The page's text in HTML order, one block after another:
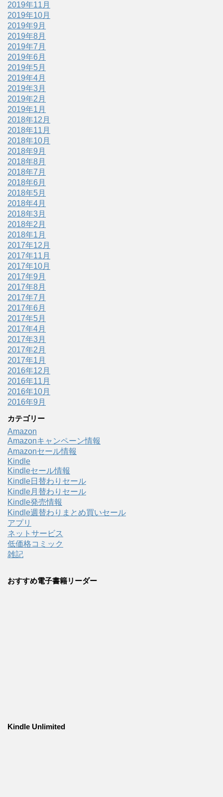
2019年11月
2019年10月
2019年9月
2019年8月
2019年7月
2019年6月
2019年5月
2019年4月
2019年3月
2019年2月
2019年1月
2018年12月
2018年11月
2018年10月
2018年9月
2018年8月
2018年7月
2018年6月
2018年5月
2018年4月
2018年3月
2018年2月
2018年1月
2017年12月
2017年11月
2017年10月
2017年9月
2017年8月
2017年7月
2017年6月
2017年5月
2017年4月
2017年3月
2017年2月
2017年1月
2016年12月
2016年11月
2016年10月
2016年9月
カテゴリー
Amazon
Amazonキャンペーン情報
Amazonセール情報
Kindle
Kindleセール情報
Kindle日替わりセール
Kindle月替わりセール
Kindle発売情報
Kindle週替わりまとめ買いセール
アプリ
ネットサービス
低価格コミック
雑記
おすすめ電子書籍リーダー
Kindle Unlimited